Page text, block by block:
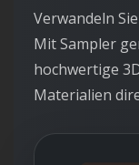
Verwandeln
Mit Sampler
hochwertige
Materialien